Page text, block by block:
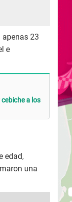
apenas 23
e
a los
edad,
una